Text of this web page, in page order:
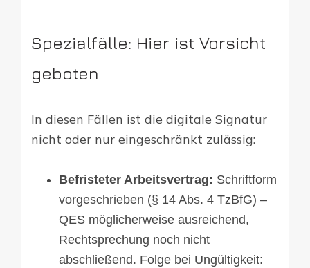
Spezialfälle: Hier ist Vorsicht
geboten
In diesen Fällen ist die digitale Signatur
nicht oder nur eingeschränkt zulässig:
Befristeter Arbeitsvertrag: Schriftform
vorgeschrieben (§ 14 Abs. 4 TzBfG) –
QES möglicherweise ausreichend,
Rechtsprechung noch nicht
abschließend. Folge bei Ungültigkeit: